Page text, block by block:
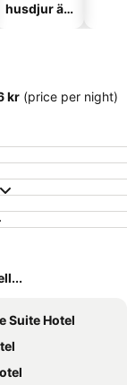
husdjur är
kr (price per night)
Suite Hotel